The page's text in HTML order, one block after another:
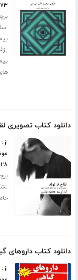
۱۰۷۳
دانلود کتاب تصویری
از:
۲۸ صفحه
دانلود کتاب داروهای
از: